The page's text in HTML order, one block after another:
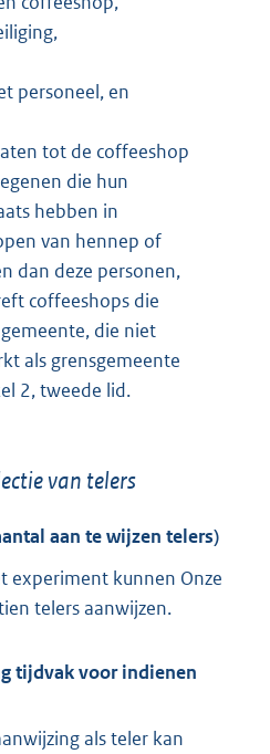
personeel, en
tot de coffeeshop
die hun
hebben in
van hennep of
dan deze personen,
coffeeshops die
die niet
als grensgemeente
2, tweede lid.
van telers
aan te wijzen telers)
experiment kunnen Onze
telers aanwijzen.
tijdvak voor indienen
als teler kan